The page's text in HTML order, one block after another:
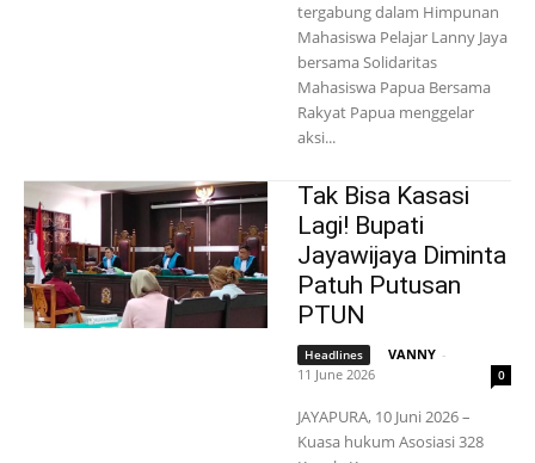
tergabung dalam Himpunan
Mahasiswa Pelajar Lanny Jaya
bersama Solidaritas
Mahasiswa Papua Bersama
Rakyat Papua menggelar
aksi...
Tak Bisa Kasasi
Lagi! Bupati
Jayawijaya Diminta
Patuh Putusan
PTUN
Headlines VANNY -
11 June 2026
0
JAYAPURA, 10 Juni 2026 –
Kuasa hukum Asosiasi 328